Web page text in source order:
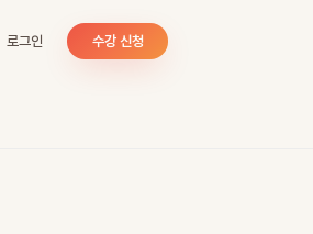
로그인 수강 신청